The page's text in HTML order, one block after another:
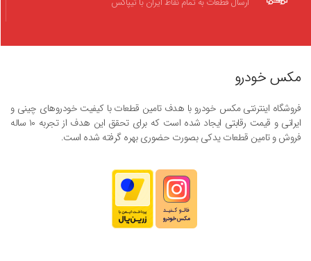
مکس خودرو
فروشگاه اینترنتی مکس خودرو با هدف تامین قطعات با کیفیت خودروهای چینی و
ایرانی و قیمت رقابتی ایجاد شده است که برای تحقق این هدف از تجربه ۱۰ ساله
فروش و تامین قطعات یدکی بصورت حضوری بهره گرفته شده است.